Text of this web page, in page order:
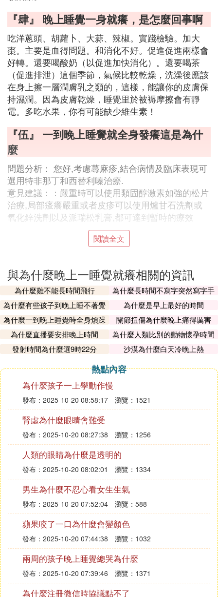
『肆』 晚上睡覺一身就癢，是怎麼回事啊
吃洋蔥頭、胡蘿卜、大蒜、辣椒。實踐檢驗。加大
棗。主要是血得問題。和消化不好。促進促進兩樣會
好轉。還要喝酸奶（以促進加快消化）。還要喝茶
（促進排泄）這個季節，氣候比較乾燥，洗澡後應該
在身上擦一層潤膚乳之類的，這樣，能讓你的皮膚保
持濕潤。因為皮膚乾燥，睡覺里於被褥摩擦會有靜
電。多吃水果，你有可能缺少維生素！
『伍』 一到晚上睡覺就全身發癢這是為什
麼
問題分析： 您好,考慮蕁麻疹,結合病情及臨床表現可
選用特非那丁和西替利嗪治療.
意見建議：：嚴重時可以使用類固醇激素如強的松片
治療,局部瘙癢嚴重或者皮疹可以使用爐甘石洗劑或
氧化鋅洗劑以及派瑞松乳膏,都可達到暫時的療效
『陸』 為什麼晚上睡覺身上會很癢啊
足，飲食盡量避免辛辣刺激性的食物，免疫力低也有
關系，可以去醫院做一下血常規檢查確定是不是過
敏，希望可以幫助到你。
『柒』 我已到晚上睡覺，身上就特別癢是
怎麼回事
到晚上睡覺，你身上特別癢，那一定是皮膚有問題
了。要特別癢，那你到皮膚科去查一下，或者吃了過
『捌』 晚上睡覺皮膚就癢是怎麼回事
天氣乾燥 你身體本身的皮膚水分不足，比較乾燥的
話 也會引起身上發癢的情況。這樣的話，就要注意
在平時洗完澡以後 乘著身上還比較濕潤的時候用一
些身體護膚乳，平時能夠堅持的話皮膚也會變好的
哦。像是被子 床單之類的也要經常換洗，不然會生
塵蟎啊什麼的，也會引起發癢的症狀。還有一種可能
就是換季造成的皮膚過敏症狀，這個就需要看醫生
了，但是你只是在晚上癢的話，應該就不是這種情況
了
『玖』 為什麼夜晚一睡覺身子就到處癢
一到晚上睡覺就全身癢，考慮是蕁麻疹。這是一種常
見的皮膚病，由各種因素致使皮膚粘膜血管發生暫時
性炎性充血與大量滲液流出，會伴有風團，劃痕症。
閱讀全文
與為什麼晚上一睡覺就癢相關的資訊
為什麼雞不能長時間飛行
為什麼長時間不寫字突然寫字手
會不習慣
為什麼有些孩子到晚上睡不著覺
為什麼是早上最好的時間
為什麼一到晚上睡覺時全身煩躁
關節扭傷為什麼晚上痛得厲害
為什麼直播要安排晚上時間
為什麼人類比別的動物懷孕時間
長
發射時間為什麼選9時22分 沙漠為什麼白天冷晚上熱
熱點內容
為什麼孩子一上學動作慢
發布：2025-10-20 08:58:17 瀏覽：1521
腎虛為什麼眼睛會難受
發布：2025-10-20 08:27:38 瀏覽：1256
人類的眼睛為什麼是透明的
發布：2025-10-20 08:02:01 瀏覽：1334
男生為什麼不忍心看女生生氣
發布：2025-10-20 07:52:04 瀏覽：588
蘋果咬了一口為什麼會變顏色
發布：2025-10-20 07:44:38 瀏覽：1032
兩周的孩子晚上睡覺總哭為什麼
發布：2025-10-20 07:39:46 瀏覽：1371
為什麼注冊微信時協議點不了